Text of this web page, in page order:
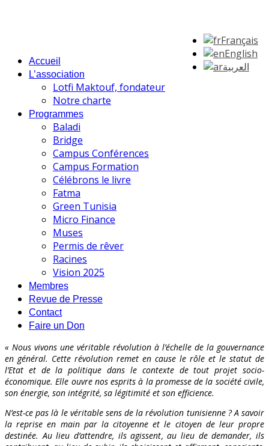
Français
English
العربية
Accueil
L’association
Lotfi Maktouf, fondateur
Notre charte
Programmes
Baladi
Bridge
Campus Conférences
Campus Formation
Célébrons le livre
Fatma
Green Tunisia
Micro Finance
Muses
Permis de rêver
Racines
Vision 2025
Membres
Revue de Presse
Contact
Faire un Don
« Nous vivons une véritable révolution à l’échelle de la gouvernance
en général. Cette révolution remet en cause le rôle et le statut de
l’Etat et de la politique dans le contexte de tout projet socio-
économique. Elle ouvre nos esprits à la promesse de la société civile,
son énergie, son intégrité, sa légitimité et son efficience.
N’est-ce pas là le véritable sens de la révolution tunisienne ? A savoir
la reprise en main par la citoyenne et le citoyen de leur propre
destinée. Au lieu d’attendre, ils agissent, au lieu de demander, ils